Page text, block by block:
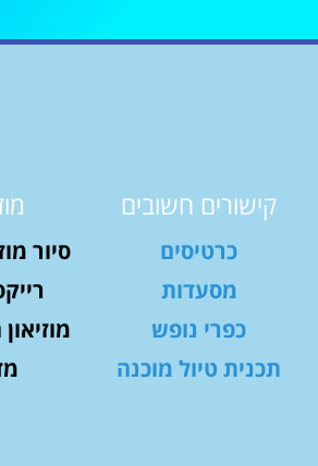
קישורים חשובים
כרטיסים
מסעדות
כפרי נופש
תכנית טיול מוכנה
סיור